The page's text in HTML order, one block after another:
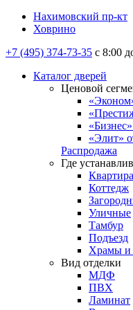
Нахимовский пр-кт
Ховрино
+7 (495) 374-73-35 с 8:00
Каталог дверей
Ценовой
«Элит»
Распродажа
Где
Квартира
Коттедж
Уличные
Тамбур
Подъезд
Храмы и
Вид отделки
МДФ
ПВХ
Ламинат